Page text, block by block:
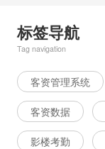
标签导航
Tag navigation
客资管理系统
客资数据
影楼考勤